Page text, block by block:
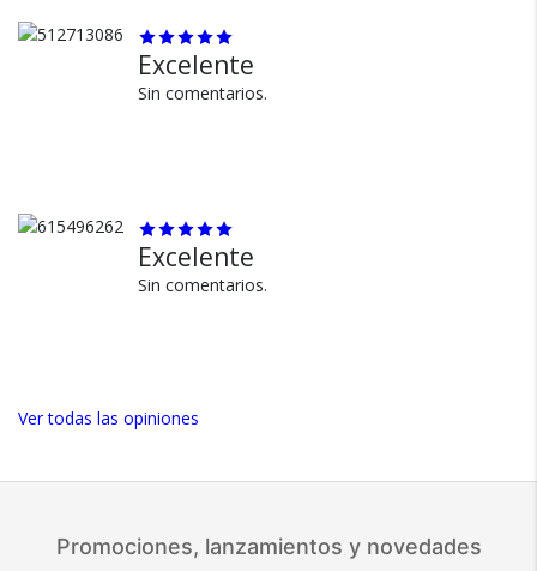
MNC: 310
MOVISTAR
Proxy: No definido
Puerto: No definido
Proxy MMS: No definido
MCC: 722
Excelente
Sin comentarios.
Excelente
Sin comentarios.
Ver todas las opiniones
Promociones, lanzamientos y novedades